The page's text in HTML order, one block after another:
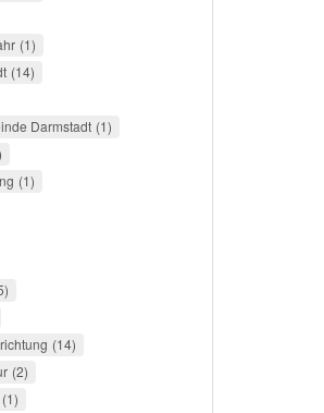
1
14
Darmstadt 1
1
14
2
1